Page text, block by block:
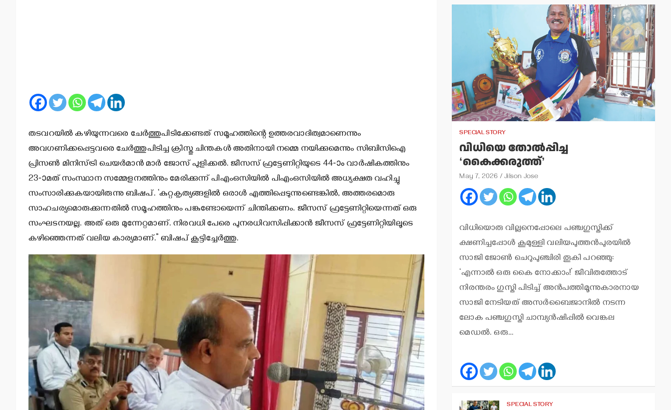
തടവറയില്‍ കഴിയുന്നവരെ ചേര്‍ത്തുപിടിക്കേണ്ടത് സമൂഹത്തിന്റെ ഉത്തരവാദിത്വമാണെന്നും
അവഗണിക്കപ്പെട്ടവരെ ചേര്‍ത്തുപിടിച്ച ക്രിസ്തു ചിന്തകള്‍ അതിനായി നമ്മെ നയിക്കുമെന്നും സിബിസിഐ
പ്രിസണ്‍ മിനിസ്ട്രി ചെയര്‍മാന്‍ മാര്‍ ജോസ് പുളിക്കല്‍. ജീസസ് ഫ്രട്ടേണിറ്റിയുടെ 44-ാം വാര്‍ഷികത്തിനും
23-ാമത് സംസ്ഥാന സമ്മേളനത്തിനും മേരിക്കുന്ന് പിഎംഒസിയില്‍ പിഎംഒസിയില്‍ അധ്യക്ഷത വഹിച്ചു
സംസാരിക്കുകയായിരുന്നു ബിഷപ്. ‘കുറ്റകൃത്യങ്ങളില്‍ ഒരാള്‍ എത്തിപ്പെടുന്നുണ്ടെങ്കില്‍, അത്തരമൊരു
സാഹചര്യമൊരുക്കുന്നതില്‍ സമൂഹത്തിനും പങ്കുണ്ടോയെന്ന് ചിന്തിക്കണം. ജീസസ് ഫ്രട്ടേണിറ്റിയെന്നത് ഒരു
സംഘടനയല്ല. അത് ഒരു മുന്നേറ്റമാണ്. നിരവധി പേരെ പുനരധിവസിപ്പിക്കാന്‍ ജീസസ് ഫ്രട്ടേണിറ്റിയിലൂടെ
കഴിഞ്ഞെന്നത് വലിയ കാര്യമാണ്.” ബിഷപ് കൂട്ടിച്ചേര്‍ത്തു.
SPECIAL STORY
വിധിയെ തോല്‍പ്പിച്ച
‘കൈക്കരുത്ത്’
May 7, 2026 Jilson Jose
വിധിയൊരു വില്ലനെപ്പോലെ പഞ്ചഗുസ്തിക്ക്
ക്ഷണിച്ചപ്പോള്‍ കൂമുള്ളി വലിയപുത്തന്‍പുരയില്‍
സാജി ജോണ്‍ ചെറുപുഞ്ചിരി തൂകി പറഞ്ഞു:
‘എന്നാല്‍ ഒരു കൈ നോക്കാം!’ ജീവിതത്തോട്
നിരന്തരം ഗുസ്തി പിടിച്ച് അന്‍പത്തിമൂന്നുകാരനായ
സാജി നേടിയത് അസര്‍ബൈജാനില്‍ നടന്ന
ലോക പഞ്ചഗുസ്തി ചാമ്പ്യന്‍ഷിപ്പില്‍ വെങ്കല
മെഡല്‍. ഒരു…
SPECIAL STORY